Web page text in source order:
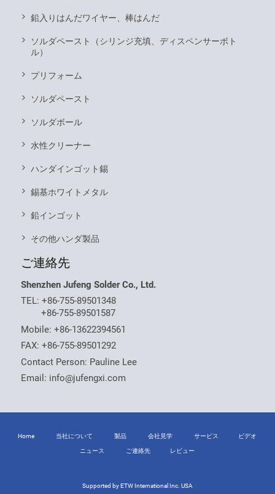
鉛入りはんだワイヤー、棒はんだ
ソルダペースト（シリンジ充填、ディスペンサーボト
ル）
プリフォーム
ソルダペースト
ソルダボール
水性クリーナー
ハンダインゴット錫
錫基ホワイトメタル
鉛インゴット
その他ハンダ製品
ご連絡先
Shenzhen Jufeng Solder Co., Ltd.
TEL:+86-755-89501348
+86-755-89501587
Mobile:+86-13622394561
FAX: +86-755-89501292
Contact Person: Pauline Lee
Email: info@jufengxi.com
Home 当社について 製品 会社見学 サービス ビデオ
ニュース ご連絡先 レビュー
Supported by ETW International Inc. USA